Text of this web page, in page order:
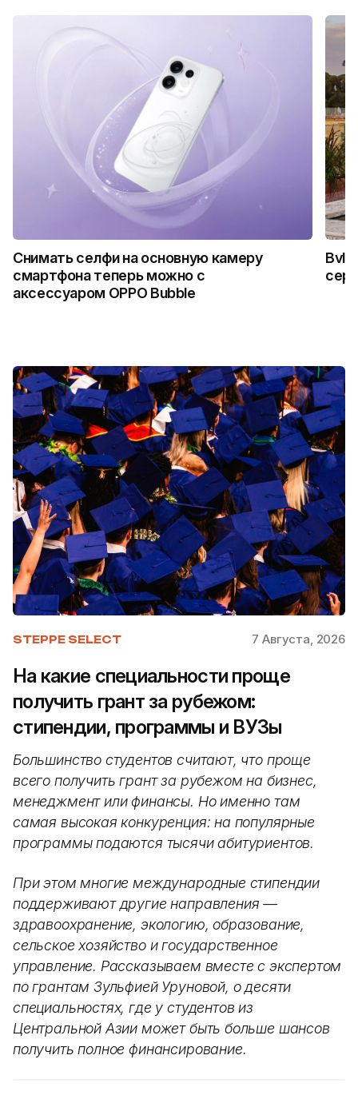
Снимать селфи на основную камеру
смартфона теперь можно с
аксессуаром OPPO Bubble
STEPPE SELECT 7 Августа, 2026
На какие специальности проще
получить грант за рубежом:
стипендии, программы и ВУЗы
Большинство студентов считают, что проще
всего получить грант за рубежом на бизнес,
менеджмент или финансы. Но именно там
самая высокая конкуренция: на популярные
программы подаются тысячи абитуриентов.
При этом многие международные стипендии
поддерживают другие направления —
здравоохранение, экологию, образование,
сельское хозяйство и государственное
управление. Рассказываем вместе с экспертом
по грантам Зульфией Уруновой, о десяти
специальностях, где у студентов из
Центральной Азии может быть больше шансов
получить полное финансирование.